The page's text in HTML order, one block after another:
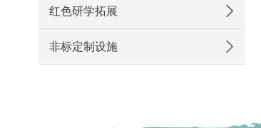
红色研学拓展
非标定制设施